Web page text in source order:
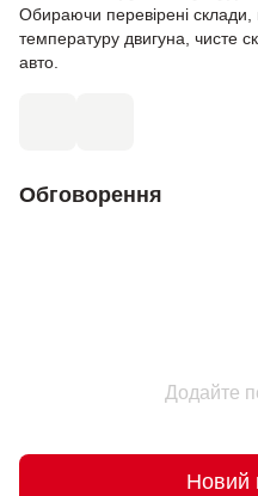
Обираючи перевірені склади,
температуру двигуна, чисте
авто.
Обговорення
Додайте
Новий